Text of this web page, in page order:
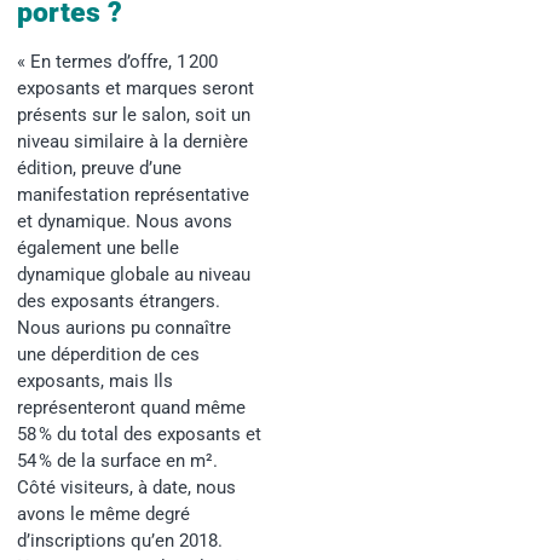
portes ?
« En termes d’offre, 1 200
exposants et marques seront
présents sur le salon, soit un
niveau similaire à la dernière
édition, preuve d’une
manifestation représentative
et dynamique. Nous avons
également une belle
dynamique globale au niveau
des exposants étrangers.
Nous aurions pu connaître
une déperdition de ces
exposants, mais Ils
représenteront quand même
58 % du total des exposants et
54 % de la surface en m².
Côté visiteurs, à date, nous
avons le même degré
d’inscriptions qu’en 2018.